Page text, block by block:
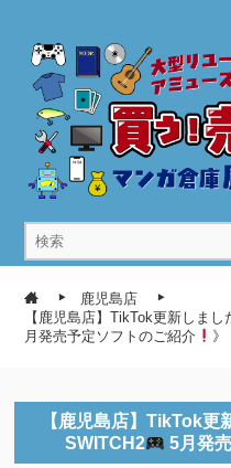
鹿児島店
【鹿児島店】TikTok更新しまし
月発売予定ソフトのご紹介
》
【鹿児島店】TikTok更
SWITCH2
5月発